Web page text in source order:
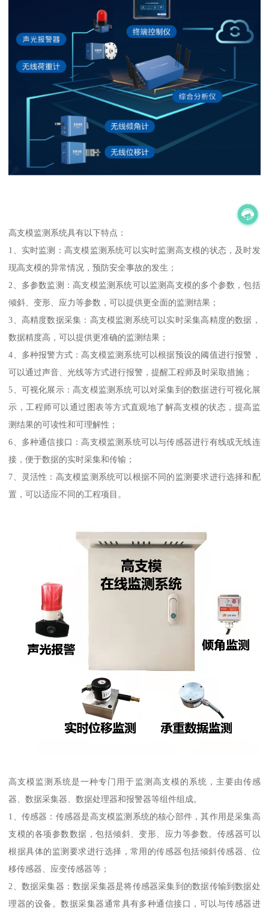
高支模监测系统具有以下特点：
1、实时监测：高支模监测系统可以实时监测高支模的状态，及时发
现高支模的异常情况，预防安全事故的发生；
2、多参数监测：高支模监测系统可以监测高支模的多个参数，包括
倾斜、变形、应力等参数，可以提供更全面的监测结果；
3、高精度数据采集：高支模监测系统可以实时采集高精度的数据，
数据精度高，可以提供更准确的监测结果；
4、多种报警方式：高支模监测系统可以根据预设的阈值进行报警，
可以通过声音、光线等方式进行报警，提醒工程师及时采取措施；
5、可视化展示：高支模监测系统可以对采集到的数据进行可视化展
示，工程师可以通过图表等方式直观地了解高支模的状态，提高监
测结果的可读性和可理解性；
6、多种通信接口：高支模监测系统可以与传感器进行有线或无线连
接，便于数据的实时采集和传输；
7、灵活性：高支模监测系统可以根据不同的监测要求进行选择和配
置，可以适应不同的工程项目。
高支模监测系统是一种专门用于监测高支模的系统，主要由传感
器、数据采集器、数据处理器和报警器等组件组成。
1、传感器：传感器是高支模监测系统的核心部件，其作用是采集高
支模的各项参数数据，包括倾斜、变形、应力等参数。传感器可以
根据具体的监测要求进行选择，常用的传感器包括倾斜传感器、位
移传感器、应变传感器等；
2、数据采集器：数据采集器是将传感器采集到的数据传输到数据处
理器的设备。数据采集器通常具有多种通信接口，可以与传感器进